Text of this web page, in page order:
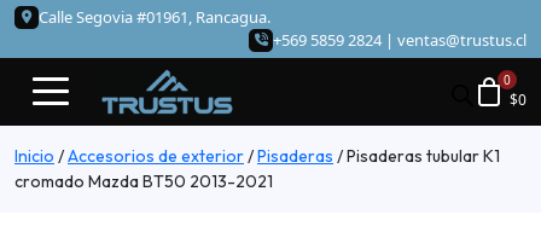
Calle Segovia #01961, Rancagua.
+569 5859 2824 | ventas@trustus.cl
$0
Inicio /Accesorios de exterior/Pisaderas /Pisaderas tubular K1
cromado Mazda BT50 2013-2021